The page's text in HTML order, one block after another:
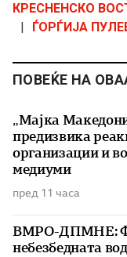
КРЕСНЕНСКО
ЃОРЃИЈА
ПОВЕЌЕ НА
„Мајка
предизвика
организации и
медиуми
пред 11 часа
ВМРО-ДПМНЕ:
небезбедната